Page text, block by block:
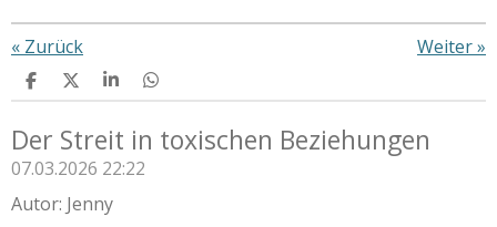
« Zurück Weiter»
T
e
l
e
n
T
e
l
e
n
T
e
l
e
n
T
e
l
e
Der Streit in toxischen Beziehungen
07.03.2026 22:22
Autor: Jenny